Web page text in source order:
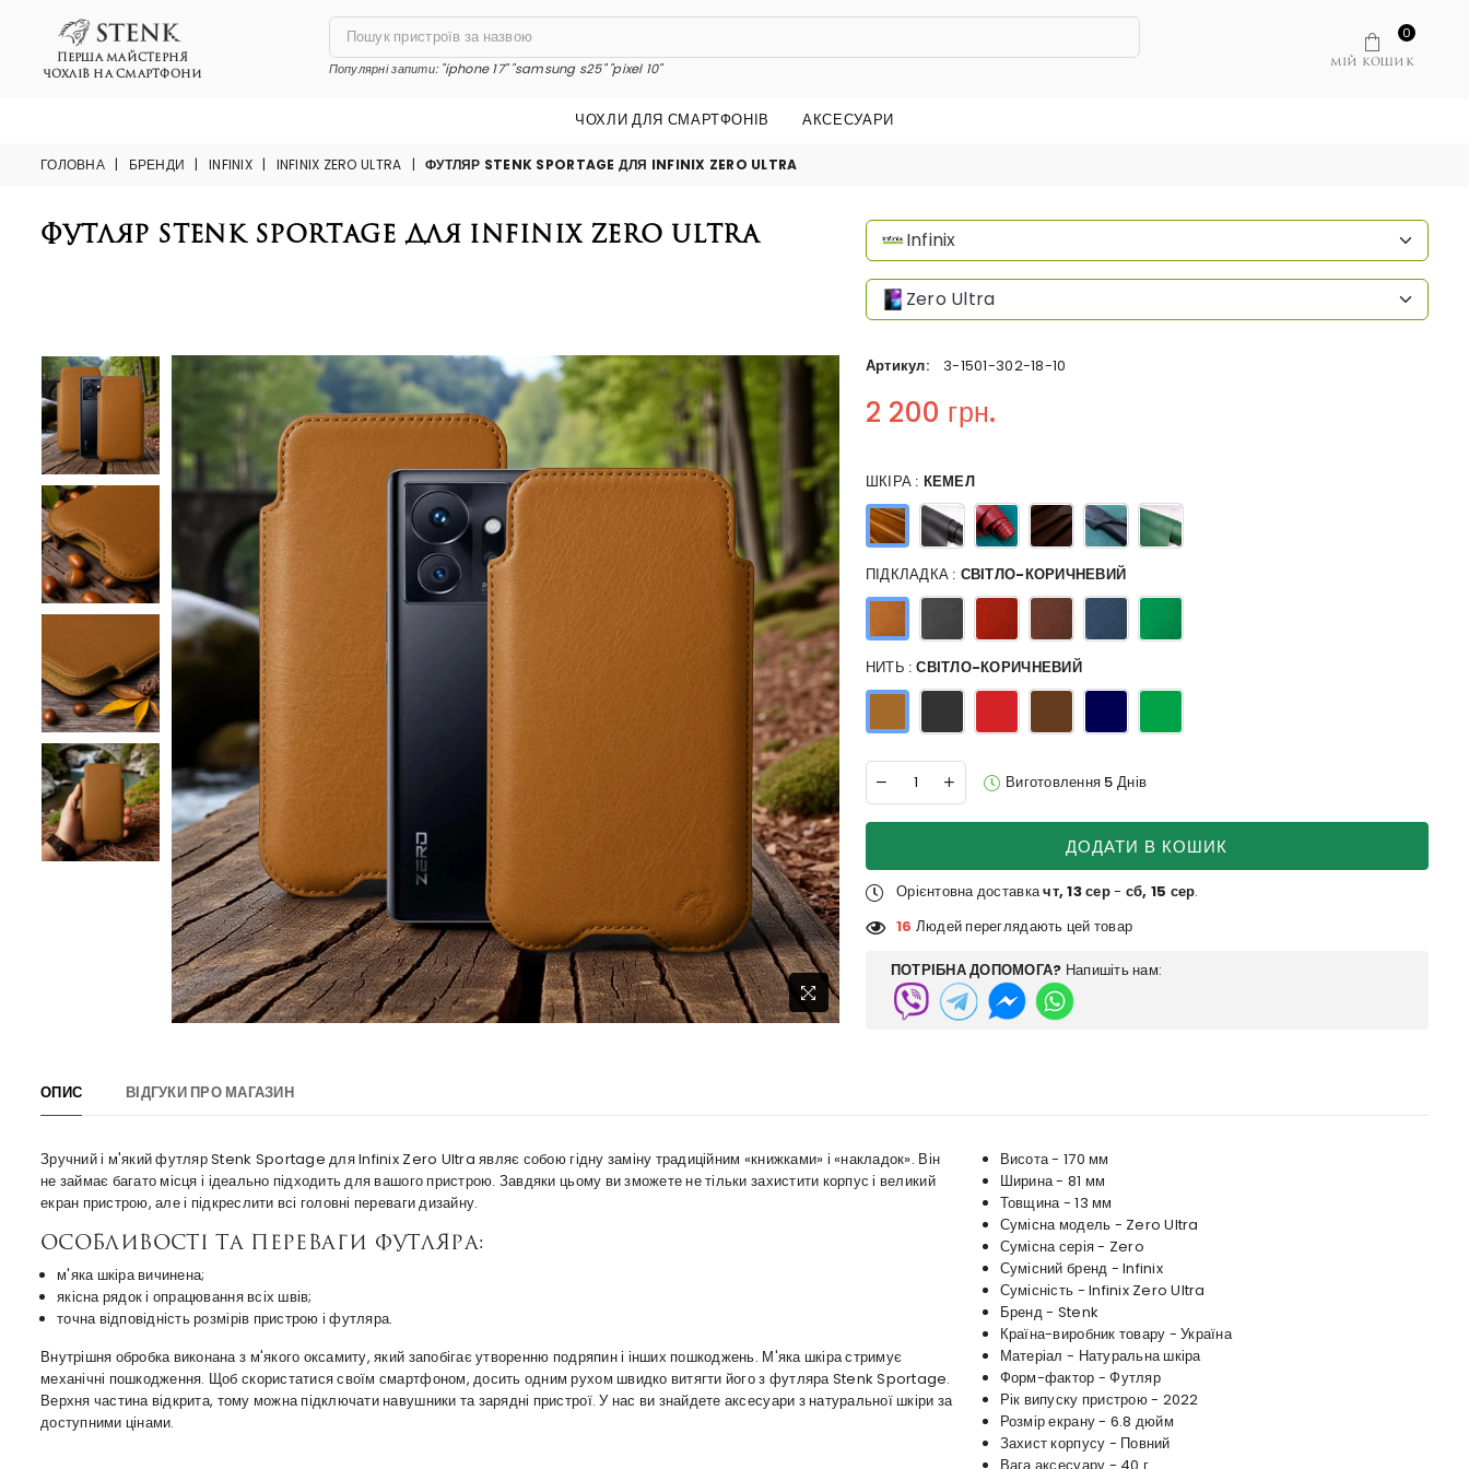
ПЕРША МАЙСТЕРНЯ
ЧОХЛІВ НА СМАРТФОНИ
Популярні запити:"iphone 17" "samsung s25" "pixel 10" МІЙ КОШИК
0
ЧОХЛИ ДЛЯ СМАРТФОНІВ АКСЕСУАРИ
ГОЛОВНА | БРЕНДИ | INFINIX | INFINIX ZERO ULTRA | ФУТЛЯР STENK SPORTAGE ДЛЯ INFINIX ZERO ULTRA
Футляр Stenk Sportage для Infinix Zero Ultra Infinix
Zero Ultra
Артикул: 3-1501-302-18-10
Regular price
2 200 грн.
ШКІРА : КЕМЕЛ
ПІДКЛАДКА : СВІТЛО-КОРИЧНЕВИЙ
НИТЬ : СВІТЛО-КОРИЧНЕВИЙ
Виготовлення 5 Днів
ДОДАТИ В КОШИК
Орієнтовна доставкачт, 13 сер- сб, 15 сер.
16 Людей переглядають цей товар
ПОТРІБНА ДОПОМОГА? Напишіть нам:
ОПИС ВІДГУКИ ПРО МАГАЗИН
Зручний і м'який футляр Stenk Sportage для Infinix Zero Ultra являє собою гідну заміну традиційним «книжками» і «накладок». Він
не займає багато місця і ідеально підходить для вашого пристрою. Завдяки цьому ви зможете не тільки захистити корпус і великий
екран пристрою, але і підкреслити всі головні переваги дизайну.
Особливості та переваги футляра:
м'яка шкіра вичинена;
якісна рядок і опрацювання всіх швів;
точна відповідність розмірів пристрою і футляра.
Внутрішня обробка виконана з м'якого оксамиту, який запобігає утворенню подряпин і інших пошкоджень. М'яка шкіра стримує
механічні пошкодження. Щоб скористатися своїм смартфоном, досить одним рухом швидко витягти його з футляра Stenk Sportage.
Верхня частина відкрита, тому можна підключати навушники та зарядні пристрої. У нас ви знайдете аксесуари з натуральної шкіри за
доступними цінами.
Висота - 170 мм
Ширина - 81 мм
Товщина - 13 мм
Сумісна модель - Zero Ultra
Сумісна серія - Zero
Сумісний бренд - Infinix
Сумісність - Infinix Zero Ultra
Бренд - Stenk
Країна-виробник товару - Україна
Матеріал - Натуральна шкіра
Форм-фактор - Футляр
Рік випуску пристрою - 2022
Розмір екрану - 6.8 дюйм
Захист корпусу - Повний